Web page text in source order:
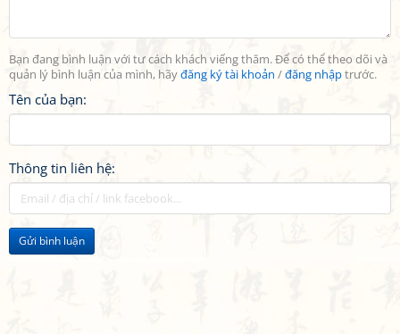
Bạn đang bình luận với tư cách khách viếng thăm. Để có thể theo dõi và
quản lý bình luận của mình, hãyđăng ký tài khoản /đăng nhậptrước.
Tên của bạn:
Thông tin liên hệ:
Gửi bình luận